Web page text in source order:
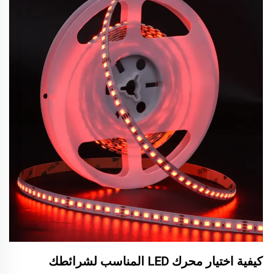
كيفية اختيار محرك LED المناسب لشرائطك